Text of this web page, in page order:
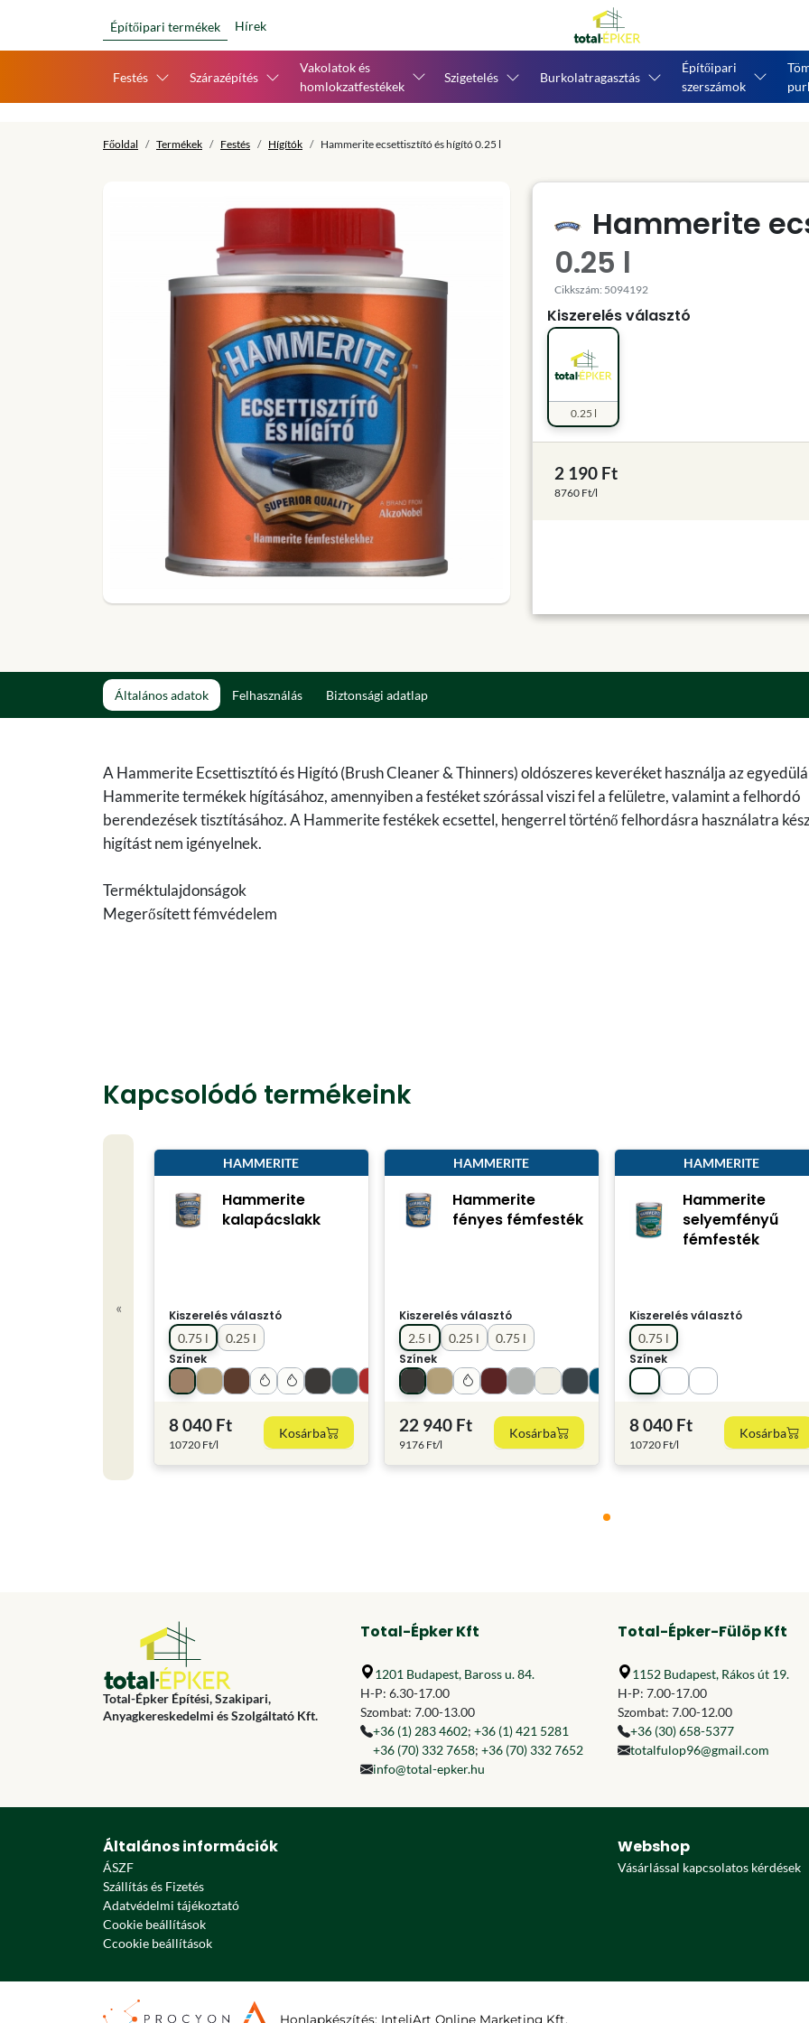
Építőipari termékek Hírek
Festés Szárazépítés
Vakolatok és
homlokzatfestékek
Szigetelés Burkolatragasztás
Építőipari
szerszámok
Főoldal Termékek Festés Hígítók Hammerite ecsettisztító és hígító 0.25 l
Hammerite
0.25 l
Cikkszám: 5094192
Kiszerelés választó
0.25 l
2 190 Ft
8760 Ft/l
Általános adatok Felhasználás Biztonsági adatlap
A Hammerite Ecsettisztító és Higító (Brush Cleaner & Thinners) oldószeres keveréket használja az
Hammerite termékek hígításához, amennyiben a festéket szórással viszi fel a felületre, valamint a felhordó
berendezések tisztításához. A Hammerite festékek ecsettel, hengerrel történő felhordásra használatra
higítást nem igényelnek.
Terméktulajdonságok
Megerősített fémvédelem
Kapcsolódó termékeink
«
HAMMERITE
Hammerite
kalapácslakk
Kiszerelés választó
0.25 l
0.75 l
Színek
8 040 Ft
10720 Ft/l
Kosárba
HAMMERITE
Hammerite
fényes fémfesték
Kiszerelés választó
0.25 l
0.75 l
2.5 l
Színek
22 940 Ft
9176 Ft/l
Kosárba
HAMMERITE
Hammerite
selyemfényű
fémfesték
Kiszerelés választó
0.75 l
Színek
8 040 Ft
10720 Ft/l
Kosárba
Total-Épker Építési, Szakipari,
Anyagkereskedelmi és Szolgáltató Kft.
Total-Épker Kft
1201 Budapest, Baross u. 84.
H-P: 6.30-17.00
Szombat: 7.00-13.00
+36 (1) 283 4602; +36 (1) 421 5281
+36 (70) 332 7658; +36 (70) 332 7652
info@total-epker.hu
Total-Épker-Fülöp Kft
1152 Budapest, Rákos út 19.
H-P: 7.00-17.00
Szombat: 7.00-12.00
+36 (30) 658-5377
totalfulop96@gmail.com
Általános információk
ÁSZF
Szállítás és Fizetés
Adatvédelmi tájékoztató
Cookie beállítások
Ccookie beállítások
Webshop
Vásárlással kapcsolatos kérdések
Honlapkészítés: InteliArt Online Marketing Kft.